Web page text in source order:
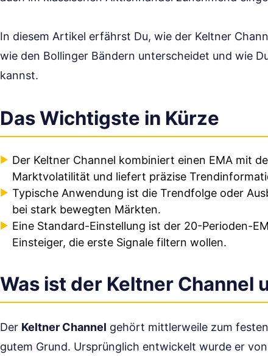
In diesem Artikel erfährst Du, wie der Keltner
wie den Bollinger Bändern unterscheidet und wie
kannst.
Das Wichtigste in Kürze
Der Keltner Channel kombiniert einen EMA mit
Marktvolatilität und liefert präzise
Typische Anwendung ist die Trendfolge oder
bei stark bewegten Märkten.
Eine Standard-Einstellung ist der 20-Perioden-
Einsteiger, die erste Signale filtern wollen.
Was ist der Keltner Channel
Der Keltner Channel gehört mittlerweile zum
gutem Grund. Ursprünglich entwickelt wurde er von